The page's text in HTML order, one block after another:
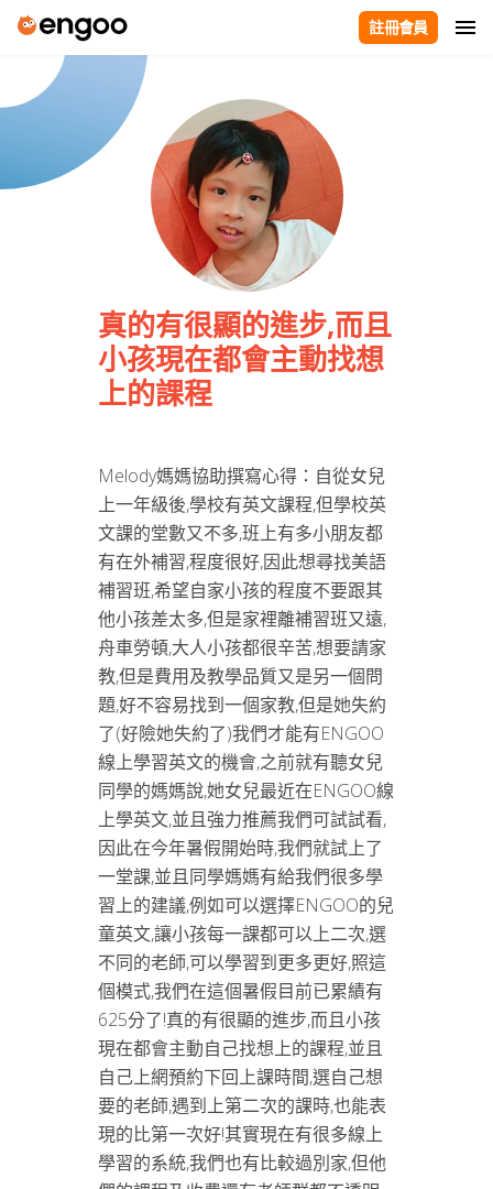
註冊會員
真的有很顯的進步,而且
小孩現在都會主動找想
上的課程
Melody媽媽協助撰寫心得：自從女兒
上一年級後,學校有英文課程,但學校英
文課的堂數又不多,班上有多小朋友都
有在外補習,程度很好,因此想尋找美語
補習班,希望自家小孩的程度不要跟其
他小孩差太多,但是家裡離補習班又遠,
舟車勞頓,大人小孩都很辛苦,想要請家
教,但是費用及教學品質又是另一個問
題,好不容易找到一個家教,但是她失約
了(好險她失約了)我們才能有ENGOO
線上學習英文的機會,之前就有聽女兒
同學的媽媽說,她女兒最近在ENGOO線
上學英文,並且強力推薦我們可試試看,
因此在今年暑假開始時,我們就試上了
一堂課,並且同學媽媽有給我們很多學
習上的建議,例如可以選擇ENGOO的兒
童英文,讓小孩每一課都可以上二次,選
不同的老師,可以學習到更多更好,照這
個模式,我們在這個暑假目前已累績有
625分了!真的有很顯的進步,而且小孩
現在都會主動自己找想上的課程,並且
自己上網預約下回上課時間,選自己想
要的老師,遇到上第二次的課時,也能表
現的比第一次好!其實現在有很多線上
學習的系統,我們也有比較過別家,但他